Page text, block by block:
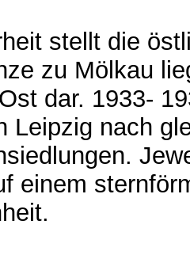
stellt die
zu Mölkau
dar. 1933-
Leipzig nach
einem